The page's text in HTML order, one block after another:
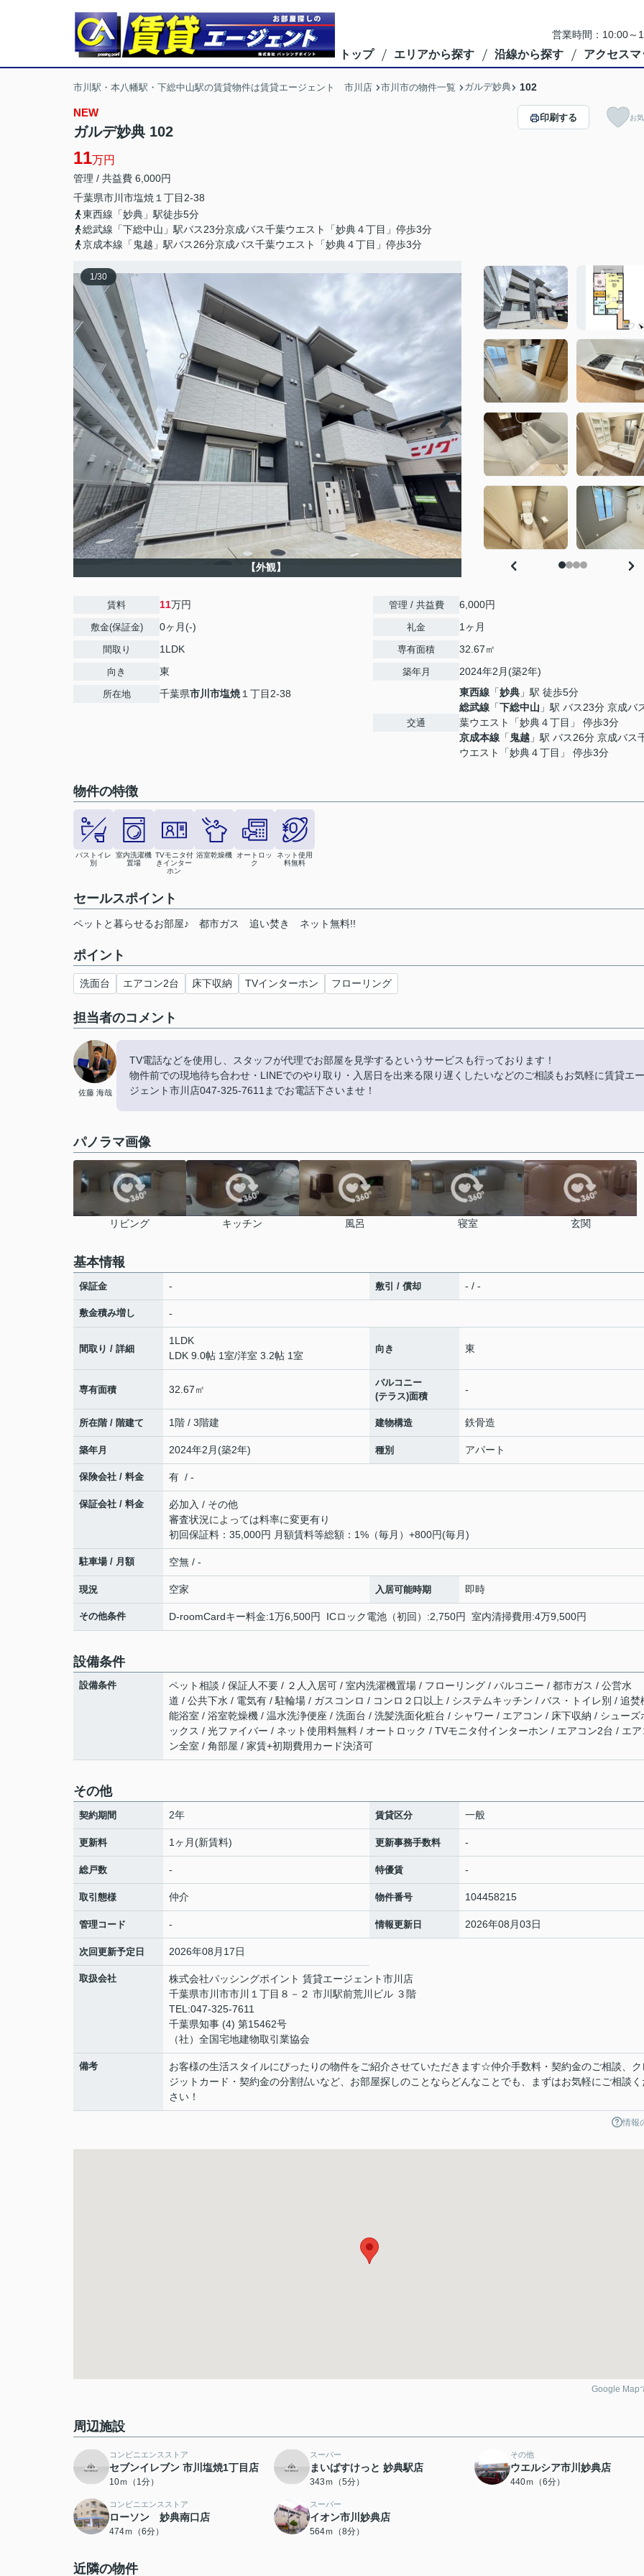
営業時間：10:00～
トップ エリアから探す 沿線から探す アクセスマ
市川駅・本八幡駅・下総中山駅の賃貸物件は賃貸エージェント 市川店 市川市の物件一覧 ガルデ妙典 102
NEW
ガルデ妙典 102
11万円
管理 / 共益費 6,000円
千葉県市川市塩焼 １丁目2-38
東西線「妙典」駅徒歩5分
総武線「下総中山」駅バス23分京成バス千葉ウエスト「妙典４丁目」停歩3分
京成本線「鬼越」駅バス26分京成バス千葉ウエスト「妙典４丁目」停歩3分
印刷する お
1/30
【外観】
賃料 11万円
敷金(保証金) 0ヶ月(-)
間取り 1LDK
向き 東
所在地 千葉県市川市塩焼 １丁目2-38
管理 / 共益費 6,000円
礼金 1ヶ月
専有面積 32.67㎡
築年月 2024年2月(築2年)
交通
東西線 「妙典 」駅 徒歩5分
総武線 「下総中山 」駅 バス23分 京成バ
葉ウエスト「妙典４丁目」 停歩3分
京成本線 「 鬼越 」駅 バス26分 京成バス
ウエスト「妙典４丁目」 停歩3分
物件の特徴
バストイレ
別
室内洗濯機
置場
TVモニタ付
きインター
ホン
浴室乾燥機
オートロッ
ク
ネット使用
料無料
セールスポイント
ペットと暮らせるお部屋♪ 都市ガス 追い焚き ネット無料!!
ポイント
洗面台 エアコン2台 床下収納 TVインターホン フローリング
担当者のコメント
佐藤 海哉
TV電話などを使用し、スタッフが代理でお部屋を見学するというサービスも行っております！
物件前での現地待ち合わせ・LINEでのやり取り・入居日を出来る限り遅くしたいなどのご相談もお気軽に賃貸エー
ジェント市川店047-325-7611までお電話下さいませ！
パノラマ画像
リビング キッチン 風呂 寝室 玄関
基本情報
保証金 - 敷引 / 償却 - / -
敷金積み増し -
間取り / 詳細
1LDK
LDK 9.0帖 1室/洋室 3.2帖 1室
向き 東
専有面積 32.67㎡
バルコニー
(テラス)面積
-
所在階 / 階建て 1階 / 3階建 建物構造 鉄骨造
築年月 2024年2月(築2年) 種別 アパート
保険会社 / 料金 有 / -
保証会社 / 料金
必加入 / その他
審査状況によっては料率に変更有り
初回保証料：35,000円 ⽉額賃料等総額：1%（毎月）+800円(毎月)
駐車場 / 月額 空無 / -
現況 空家 入居可能時期 即時
その他条件 D-roomCardキー料金:1万6,500円 ICロック電池（初回）:2,750円 室内清掃費用:4万9,500円
設備条件
設備条件
ペット相談 / 保証人不要 / ２人入居可 / 室内洗濯機置場 / フローリング / バルコニー / 都市ガス / 公営水
道 / 公共下水 / 電気有 / 駐輪場 / ガスコンロ / コンロ２口以上 / システムキッチン / バス・トイレ別 / 追焚
能浴室 / 浴室乾燥機 / 温水洗浄便座 / 洗面台 / 洗髪洗面化粧台 / シャワー / エアコン / 床下収納 / シューズ
ックス / 光ファイバー / ネット使用料無料 / オートロック / TVモニタ付インターホン / エアコン2台 / エア
ン全室 / 角部屋 / 家賃+初期費用カード決済可
その他
契約期間 2年 賃貸区分 一般
更新料 1ヶ月(新賃料) 更新事務手数料 -
総戸数 - 特優賃 -
取引態様 仲介 物件番号 104458215
管理コード - 情報更新日 2026年08月03日
次回更新予定日 2026年08月17日
取扱会社
株式会社パッシングポイント 賃貸エージェント市川店
千葉県市川市市川１丁目８－２ 市川駅前荒川ビル ３階
TEL:047-325-7611
千葉県知事 (4) 第15462号
（社）全国宅地建物取引業協会
備考
お客様の生活スタイルにぴったりの物件をご紹介させていただきます☆仲介手数料・契約金のご相談、ク
ジットカード・契約金の分割払いなど、お部屋探しのことならどんなことでも、まずはお気軽にご相談く
さい！
情報
Google Map
周辺施設
コンビニエンスストア
セブンイレブン 市川塩焼1丁目店
10ｍ（1分）
スーパー
まいばすけっと 妙典駅店
343ｍ（5分）
その他
ウエルシア市川妙典店
440ｍ（6分）
コンビニエンスストア
ローソン 妙典南口店
474ｍ（6分）
スーパー
イオン市川妙典店
564ｍ（8分）
近隣の物件